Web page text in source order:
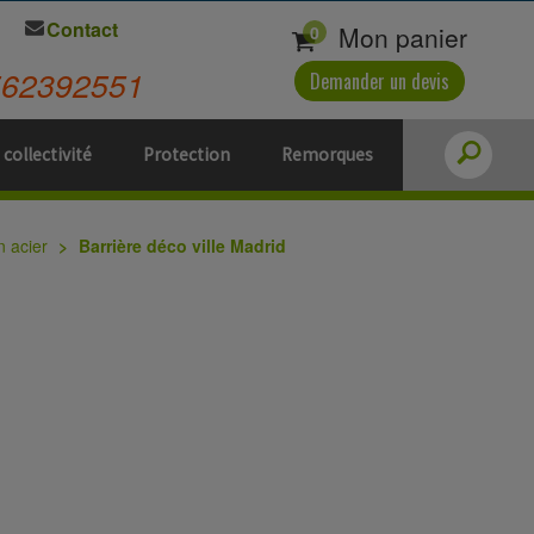
collectivité Protection Remorques
Contact 0 Mon panier
Demander un devis
acier Barrière déco ville Madrid